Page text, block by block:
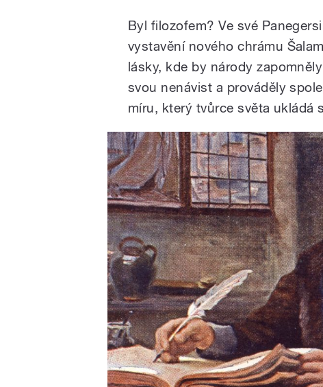
Byl filozofem? Ve své
vystavění nového chrámu
lásky, kde by národy
svou nenávist a prováděly
míru, který tvůrce světa ukládá